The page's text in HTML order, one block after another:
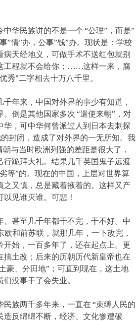
华民族讲的不是一个 “公理”，而是”
”情”办，公事”钱”办。现状是：学校
天经地义，可做手术不送红包就别
工程就不会给你；……这样一来，腐
”二字相去十万八千里。
年来，中国对外界的事少有知道，
倒是其他国家多次 “遣使来朝”，对
，可中华何曾派过人到日本去刺探
封闭，造成了对外界的一无所知。我
与当时欧洲列强的差距是很大了，
跪拜大礼。结果几千英国鬼子远渡
等”的。现在的中国，上层对世界算
又慎，总是藏着掖着的。这样又产
见谁灭谁。可悲！
甚至几千年都干不完，干不好。中
和前苏联，就那几年，一下改完，
始，一百多年了，还在起点上。更
土改；后来的历朝历代新皇帝也在
豪、分田地”；可直到现在，这土地
没事干了会失业。
族两千多年来，一直在 “束缚人民的
反绵绵不断，经济、文化惨遭破